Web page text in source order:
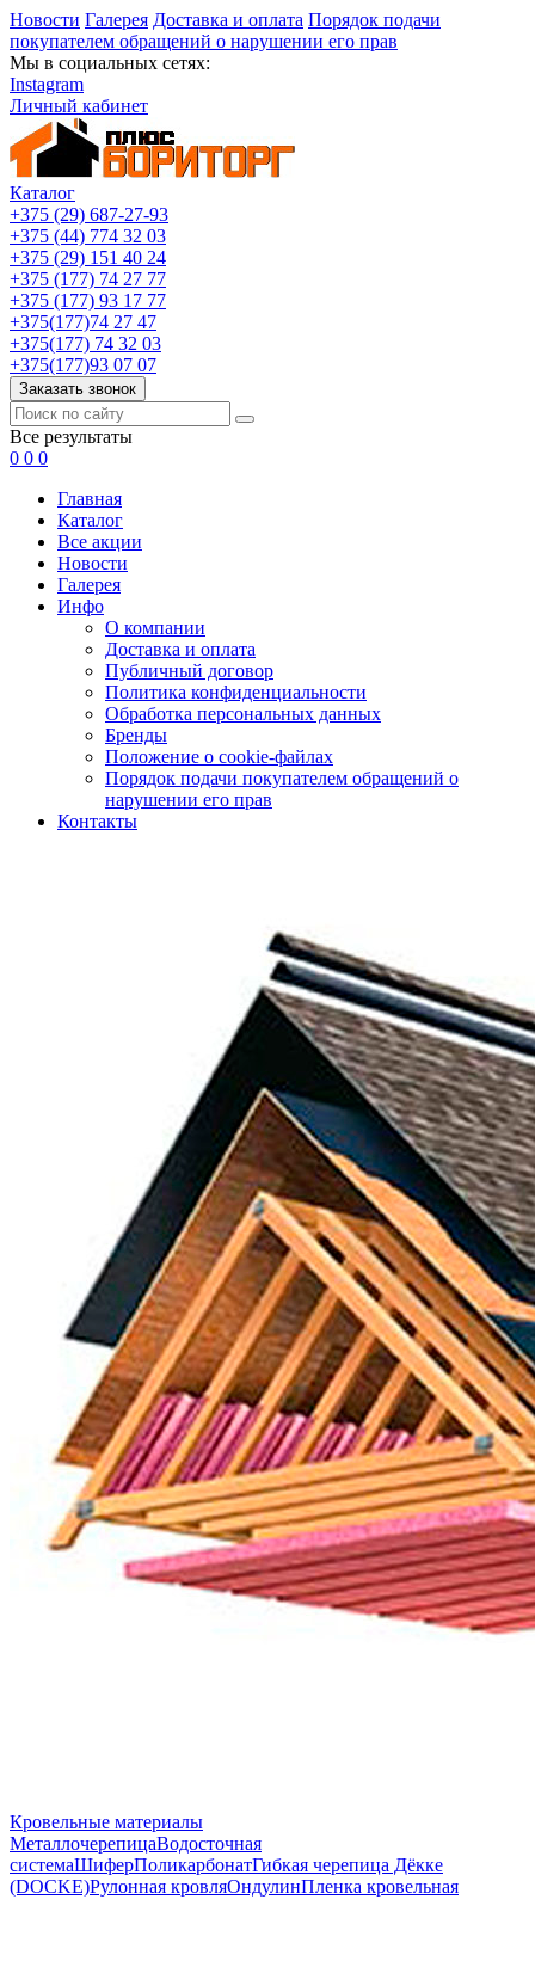
Новости Галерея Доставка и оплата Порядок подачи
покупателем обращений о нарушении его прав
Мы в социальных сетях:
Instagram
Личный кабинет
Каталог
+375 (29) 687-27-93
+375 (44) 774 32 03
+375 (29) 151 40 24
+375 (177) 74 27 77
+375 (177) 93 17 77
+375(177)74 27 47
+375(177) 74 32 03
+375(177)93 07 07
Заказать звонок
Все результаты
0 0 0
Главная
Каталог
Все акции
Новости
Галерея
Инфо
О компании
Доставка и оплата
Публичный договор
Политика конфиденциальности
Обработка персональных данных
Бренды
Положение о cookie-файлах
Порядок подачи покупателем обращений о
нарушении его прав
Контакты
Кровельные материалы
МеталлочерепицаВодосточная
системаШиферПоликарбонатГибкая черепица Дёкке
(DOCKE)Рулонная кровляОндулинПленка кровельная